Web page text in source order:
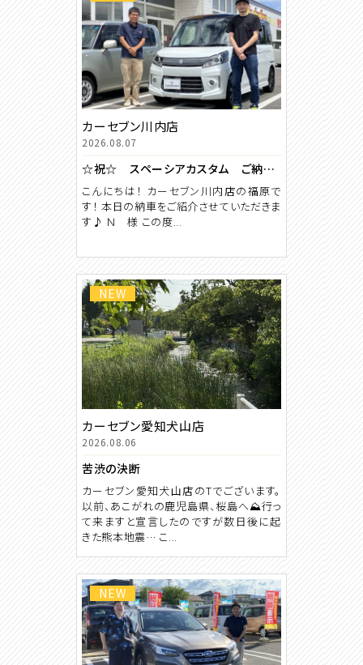
カーセブン川内店
2026.08.07
☆祝☆ スペーシアカスタム ご納車 【カーセブン川内店】
こんにちは！ カーセブン川内店の福原で
す！ 本日の納車をご紹介させていただきま
す♪ Ｎ 様 この度...
NEW
カーセブン愛知犬山店
2026.08.06
苦渋の決断
カーセブン愛知犬山店のTでございます。
以前、あこがれの鹿児島県、桜島へ⛰️行っ
て来ますと宣言したのですが数日後に起
きた熊本地震… こ...
NEW